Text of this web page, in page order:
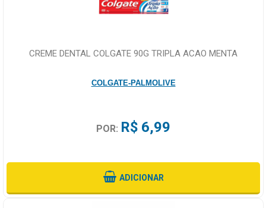
CREME DENTAL COLGATE 90G TRIPLA ACAO MENTA
COLGATE-PALMOLIVE
POR: R$ 6,99
ADICIONAR